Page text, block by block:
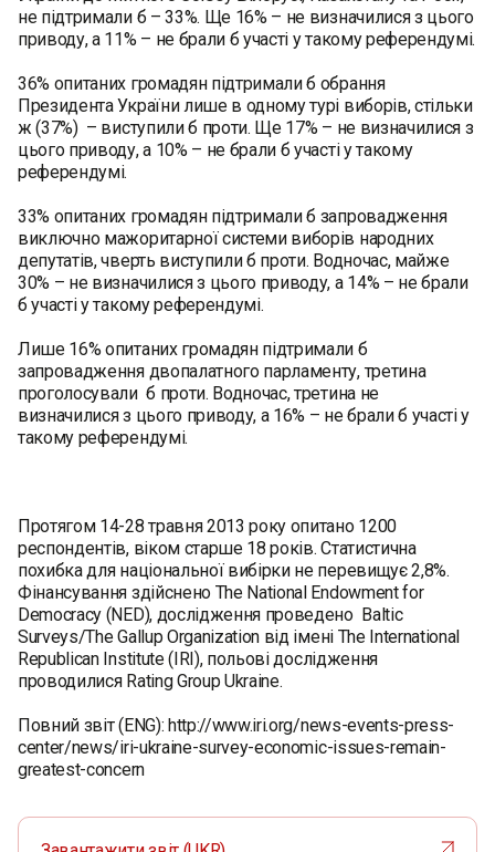
не підтримали б – 33%. Ще 16% – не визначилися з цього
приводу, а 11% – не брали б участі у такому референдумі.
36% опитаних громадян підтримали б обрання
Президента України лише в одному турі виборів, стільки
ж (37%) – виступили б проти. Ще 17% – не визначилися з
цього приводу, а 10% – не брали б участі у такому
референдумі.
33% опитаних громадян підтримали б запровадження
виключно мажоритарної системи виборів народних
депутатів, чверть виступили б проти. Водночас, майже
30% – не визначилися з цього приводу, а 14% – не брали
б участі у такому референдумі.
Лише 16% опитаних громадян підтримали б
запровадження двопалатного парламенту, третина
проголосували б проти. Водночас, третина не
визначилися з цього приводу, а 16% – не брали б участі у
такому референдумі.
Протягом 14-28 травня 2013 року опитано 1200
респондентів, віком старше 18 років. Статистична
похибка для національної вибірки не перевищує 2,8%.
Фінансування здійснено The National Endowment for
Democracy (NED), дослідження проведено Baltic
Surveys/The Gallup Organization від імені The International
Republican Institute (IRI), польові дослідження
проводилися Rating Group Ukraine.
Повний звіт (ENG): http://www.iri.org/news-events-press-
center/news/iri-ukraine-survey-economic-issues-remain-
greatest-concern